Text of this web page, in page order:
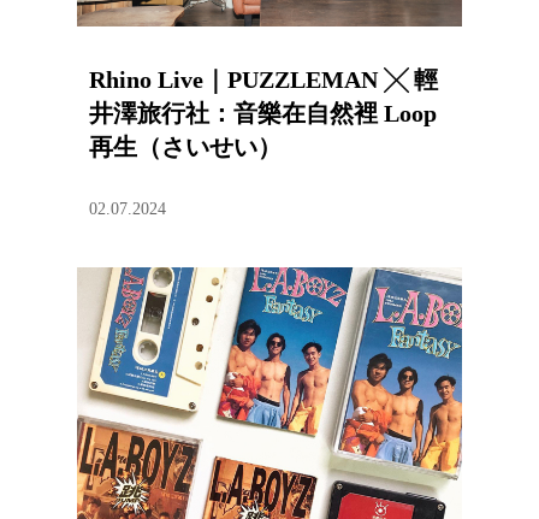
Rhino Live｜PUZZLEMAN ╳ 輕
井澤旅行社：音樂在自然裡 Loop
再生（さいせい）
02.07.2024